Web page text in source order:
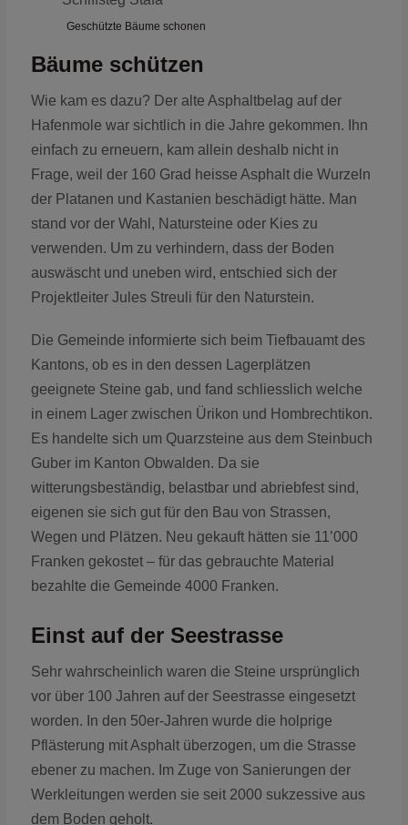
Geschützte Bäume schonen
Bäume schützen
Wie kam es dazu? Der alte Asphaltbelag auf der
Hafenmole war sichtlich in die Jahre gekommen. Ihn
einfach zu erneuern, kam allein deshalb nicht in
Frage, weil der 160 Grad heisse Asphalt die Wurzeln
der Platanen und Kastanien beschädigt hätte. Man
stand vor der Wahl, Natursteine oder Kies zu
verwenden. Um zu verhindern, dass der Boden
auswäscht und uneben wird, entschied sich der
Projektleiter Jules Streuli für den Naturstein.
Die Gemeinde informierte sich beim Tiefbauamt des
Kantons, ob es in den dessen Lagerplätzen
geeignete Steine gab, und fand schliesslich welche
in einem Lager zwischen Ürikon und Hombrechtikon.
Es handelte sich um Quarzsteine aus dem Steinbuch
Guber im Kanton Obwalden. Da sie
witterungsbeständig, belastbar und abriebfest sind,
eigenen sie sich gut für den Bau von Strassen,
Wegen und Plätzen. Neu gekauft hätten sie 11’000
Franken gekostet – für das gebrauchte Material
bezahlte die Gemeinde 4000 Franken.
Einst auf der Seestrasse
Sehr wahrscheinlich waren die Steine ursprünglich
vor über 100 Jahren auf der Seestrasse eingesetzt
worden. In den 50er-Jahren wurde die holprige
Pflästerung mit Asphalt überzogen, um die Strasse
ebener zu machen. Im Zuge von Sanierungen der
Werkleitungen werden sie seit 2000 sukzessive aus
dem Boden geholt.